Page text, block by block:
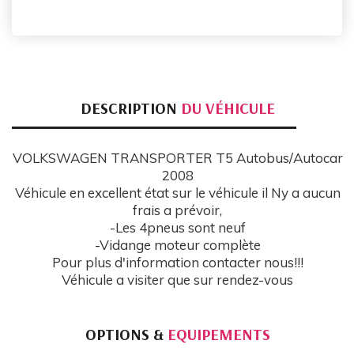
DESCRIPTION DU VÉHICULE
VOLKSWAGEN TRANSPORTER T5 Autobus/Autocar
2008
Véhicule en excellent état sur le véhicule il Ny a aucun
frais a prévoir,
-Les 4pneus sont neuf
-Vidange moteur complète
Pour plus d'information contacter nous!!!
Véhicule a visiter que sur rendez-vous
OPTIONS & EQUIPEMENTS